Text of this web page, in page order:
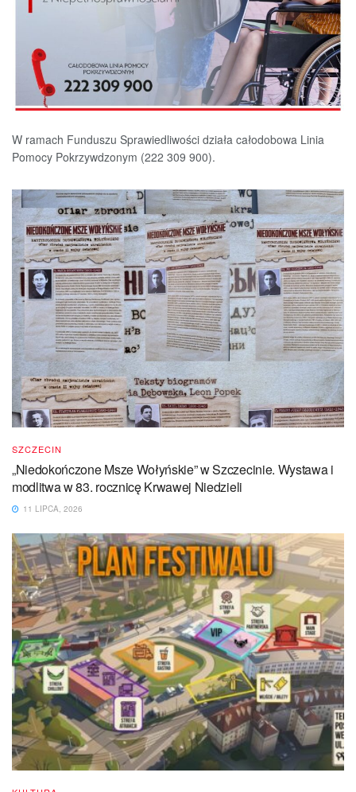
W ramach Funduszu Sprawiedliwości działa całodobowa Linia
Pomocy Pokrzywdzonym (222 309 900).
SZCZECIN
„Niedokończone Msze Wołyńskie” w Szczecinie. Wystawa i
modlitwa w 83. rocznicę Krwawej Niedzieli
11 LIPCA, 2026